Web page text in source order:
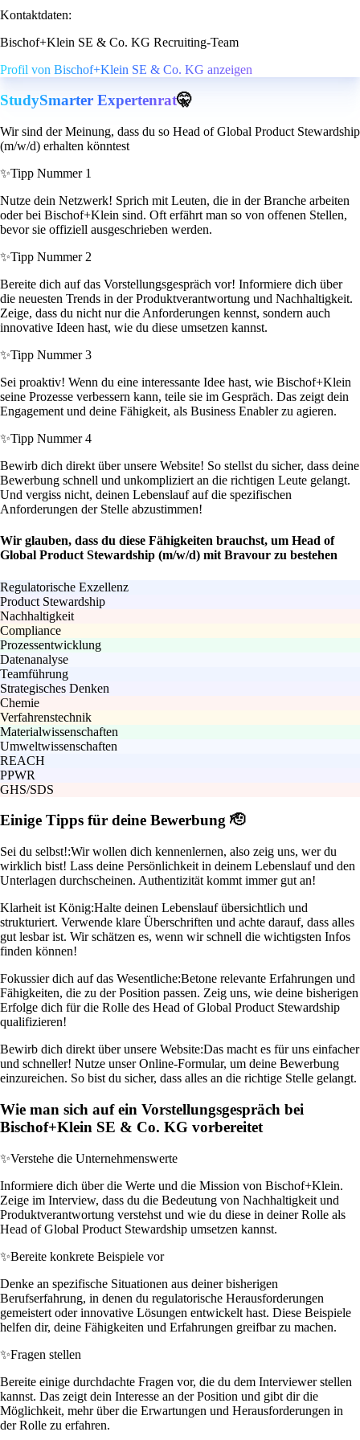
Kontaktdaten:
Bischof+Klein SE & Co. KG Recruiting-Team
Profil von Bischof+Klein SE & Co. KG anzeigen
StudySmarter Expertenrat🤫
Wir sind der Meinung, dass du so Head of Global Product Stewardship
(m/w/d) erhalten könntest
✨Tipp Nummer 1
Nutze dein Netzwerk! Sprich mit Leuten, die in der Branche arbeiten
oder bei Bischof+Klein sind. Oft erfährt man so von offenen Stellen,
bevor sie offiziell ausgeschrieben werden.
✨Tipp Nummer 2
Bereite dich auf das Vorstellungsgespräch vor! Informiere dich über
die neuesten Trends in der Produktverantwortung und Nachhaltigkeit.
Zeige, dass du nicht nur die Anforderungen kennst, sondern auch
innovative Ideen hast, wie du diese umsetzen kannst.
✨Tipp Nummer 3
Sei proaktiv! Wenn du eine interessante Idee hast, wie Bischof+Klein
seine Prozesse verbessern kann, teile sie im Gespräch. Das zeigt dein
Engagement und deine Fähigkeit, als Business Enabler zu agieren.
✨Tipp Nummer 4
Bewirb dich direkt über unsere Website! So stellst du sicher, dass deine
Bewerbung schnell und unkompliziert an die richtigen Leute gelangt.
Und vergiss nicht, deinen Lebenslauf auf die spezifischen
Anforderungen der Stelle abzustimmen!
Wir glauben, dass du diese Fähigkeiten brauchst, um Head of
Global Product Stewardship (m/w/d) mit Bravour zu bestehen
Regulatorische Exzellenz
Product Stewardship
Nachhaltigkeit
Compliance
Prozessentwicklung
Datenanalyse
Teamführung
Strategisches Denken
Chemie
Verfahrenstechnik
Materialwissenschaften
Umweltwissenschaften
REACH
PPWR
GHS/SDS
Einige Tipps für deine Bewerbung 🫡
Sei du selbst!:Wir wollen dich kennenlernen, also zeig uns, wer du
wirklich bist! Lass deine Persönlichkeit in deinem Lebenslauf und den
Unterlagen durchscheinen. Authentizität kommt immer gut an!
Klarheit ist König:Halte deinen Lebenslauf übersichtlich und
strukturiert. Verwende klare Überschriften und achte darauf, dass alles
gut lesbar ist. Wir schätzen es, wenn wir schnell die wichtigsten Infos
finden können!
Fokussier dich auf das Wesentliche:Betone relevante Erfahrungen und
Fähigkeiten, die zu der Position passen. Zeig uns, wie deine bisherigen
Erfolge dich für die Rolle des Head of Global Product Stewardship
qualifizieren!
Bewirb dich direkt über unsere Website:Das macht es für uns einfacher
und schneller! Nutze unser Online-Formular, um deine Bewerbung
einzureichen. So bist du sicher, dass alles an die richtige Stelle gelangt.
Wie man sich auf ein Vorstellungsgespräch bei
Bischof+Klein SE & Co. KG vorbereitet
✨Verstehe die Unternehmenswerte
Informiere dich über die Werte und die Mission von Bischof+Klein.
Zeige im Interview, dass du die Bedeutung von Nachhaltigkeit und
Produktverantwortung verstehst und wie du diese in deiner Rolle als
Head of Global Product Stewardship umsetzen kannst.
✨Bereite konkrete Beispiele vor
Denke an spezifische Situationen aus deiner bisherigen
Berufserfahrung, in denen du regulatorische Herausforderungen
gemeistert oder innovative Lösungen entwickelt hast. Diese Beispiele
helfen dir, deine Fähigkeiten und Erfahrungen greifbar zu machen.
✨Fragen stellen
Bereite einige durchdachte Fragen vor, die du dem Interviewer stellen
kannst. Das zeigt dein Interesse an der Position und gibt dir die
Möglichkeit, mehr über die Erwartungen und Herausforderungen in
der Rolle zu erfahren.